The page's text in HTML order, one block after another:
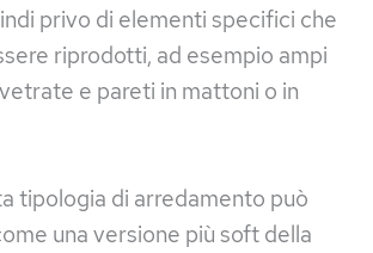
privo di elementi specifici che
riprodotti, ad esempio ampi
e pareti in mattoni o in
tipologia di arredamento può
una versione più soft della